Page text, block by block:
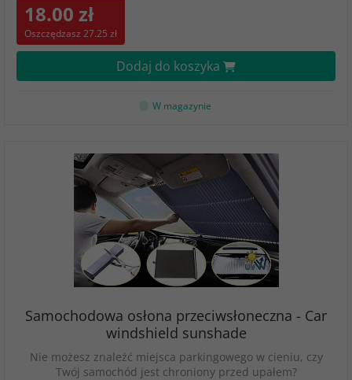
18.00 zł
Oszczędzasz 27.25 zł
Dodaj do koszyka
W magazynie
Samochodowa osłona przeciwsłoneczna - Car
windshield sunshade
Nie możesz znaleźć miejsca parkingowego w cieniu, czy
Twój samochód jest chroniony przed upałem?